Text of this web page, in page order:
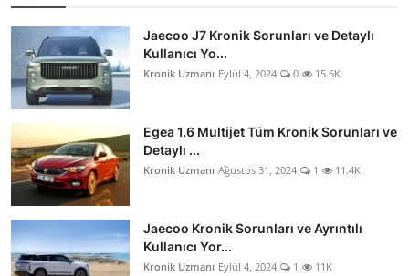
Jaecoo J7 Kronik Sorunları ve Detaylı
Kullanıcı Yo...
Kronik Uzmanı Eylül 4, 2024 0 15.6K
Egea 1.6 Multijet Tüm Kronik Sorunları ve
Detaylı ...
Kronik Uzmanı Ağustos 31, 2024 1 11.4K
Jaecoo Kronik Sorunları ve Ayrıntılı
Kullanıcı Yor...
Kronik Uzmanı Eylül 4, 2024 1 11K